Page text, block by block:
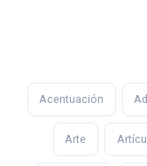
Acentuación
Arte